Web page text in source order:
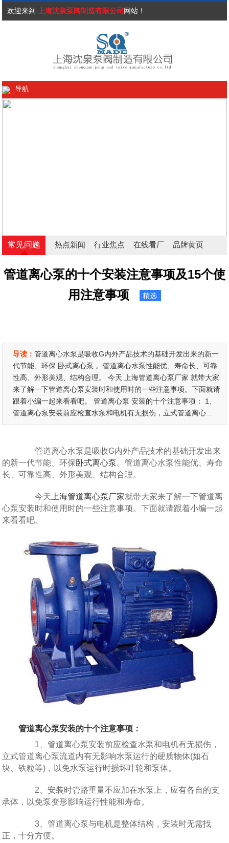
欢迎来到 上海沈泉泵阀制造有限公司 网站！
导航
常见问题 热点新闻 行业焦点 在线看厂 品牌黄页
管道离心泵的十个安装注意事项及15个使
用注意事项
精选
导读：管道离心水泵是吸收G内外产品技术的基础开发出来的新一
代节能、环保 卧式离心泵 。管道离心水泵性能优、寿命长、可靠
性高、外形美观、结构合理。 今天 上海管道离心泵厂家 就带大家
来了解一下管道离心泵安装时和使用时的一些注意事项。下面就请
跟着小编一起来看看吧。 管道离心泵 安装的十个注意事项： 1、
管道离心泵安装前应检查水泵和电机有无损伤，立式管道离心...
管道离心水泵是吸收G内外产品技术的基础开发出来
的新一代节能、环保卧式离心泵。管道离心水泵性能优、寿命
长、可靠性高、外形美观、结构合理。
今天 上海管道离心泵厂家就带大家来了解一下管道离
心泵安装时和使用时的一些注意事项。下面就请跟着小编一起
来看看吧。
管道离心泵安装的十个注意事项：
1、管道离心泵安装前应检查水泵和电机有无损伤，
立式管道离心泵流道内有无影响水泵运行的硬质物体(如石
块、铁粒等)，以免水泵运行时损坏叶轮和泵体。
2、安装时管路重量不应加在水泵上，应有各自的支
承体，以免泵变形影响运行性能和寿命。
3、管道离心泵与电机是整体结构，安装时无需找
正，十分方便。